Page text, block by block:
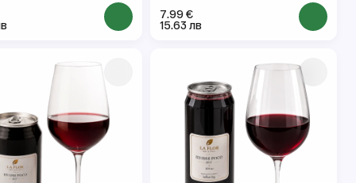
7.99 €
15.63 лв